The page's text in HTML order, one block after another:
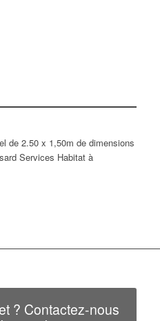
de 2.50 x 1,50m de dimensions
Services Habitat à
? Contactez-nous